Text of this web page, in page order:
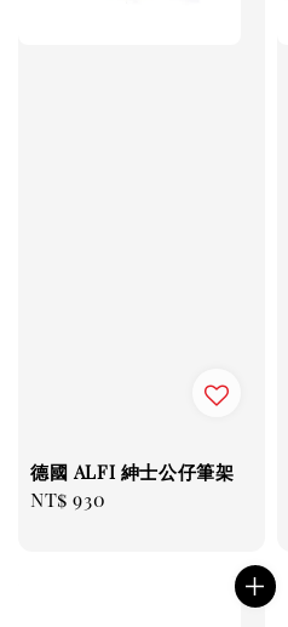
德國 ALFI 紳士公仔筆架
Regular
NT$ 930